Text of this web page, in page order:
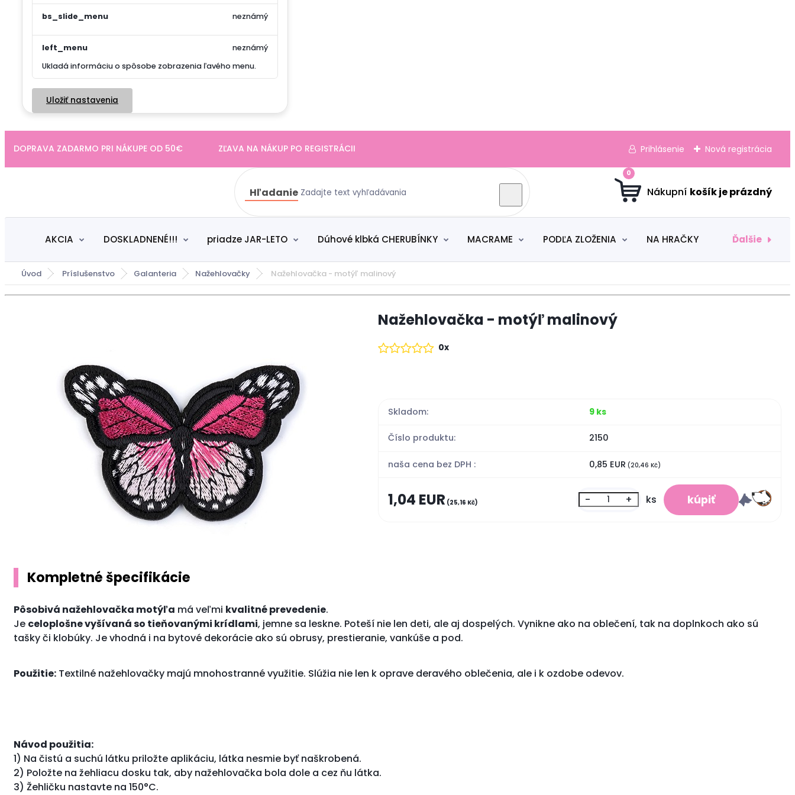
bs_slide_menu neznámý
left_menu
Ukladá informáciu o spôsobe zobrazenia ľavého menu.
neznámý
Uložiť nastavenia
DOPRAVA ZADARMO PRI NÁKUPE OD 50€ ZĽAVA NA NÁKUP PO REGISTRÁCII Prihlásenie Nová registrácia
Hľadanie
0
AKCIA DOSKLADNENÉ!!! priadze JAR-LETO Dúhové klbká CHERUBÍNKY MACRAME PODĽA ZLOŽENIA NA HRAČKY Ďalšie
Úvod Príslušenstvo Galanteria Nažehlovačky Nažehlovačka - motýľ malinový
Nažehlovačka - motýľ malinový
0x
Skladom: 9 ks
Číslo produktu: 2150
naša cena bez DPH : 0,85 EUR (20,46 Kč)
1,04 EUR (25,16 Kč) - + ks
Kompletné špecifikácie
Pôsobivá nažehlovačka motýľa má veľmi kvalitné prevedenie.
Je celoplošne vyšívaná so tieňovanými krídlami, jemne sa leskne. Poteší nie len deti, ale aj dospelých. Vynikne ako na oblečení, tak na doplnkoch ako sú
tašky či klobúky. Je vhodná i na bytové dekorácie ako sú obrusy, prestieranie, vankúše a pod.
Použitie: Textilné nažehlovačky majú mnohostranné využitie. Slúžia nie len k oprave deravého oblečenia, ale i k ozdobe odevov.
Návod použitia:
1) Na čistú a suchú látku priložte aplikáciu, látka nesmie byť naškrobená.
2) Položte na žehliacu dosku tak, aby nažehlovačka bola dole a cez ňu látka.
3) Žehličku nastavte na 150°C.